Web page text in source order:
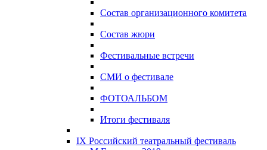
Состав организационного комитета
Состав жюри
Фестивальные встречи
СМИ о фестивале
ФОТОАЛЬБОМ
Итоги фестиваля
IX Российский театральный фестиваль